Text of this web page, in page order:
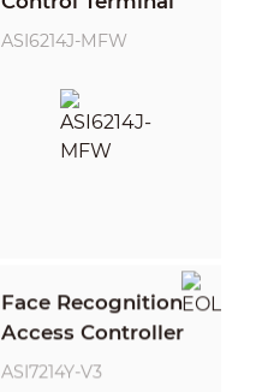
ASI6214J-MFW
Face Recognition
Access Controller
ASI7214Y-V3